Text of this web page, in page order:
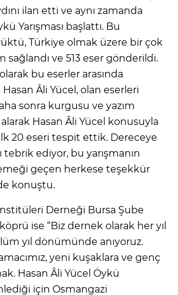
ilan etti ve aynı zamanda
Yarışması başlattı. Bu
Türkiye olmak üzere bir çok
sağlandı ve 513 eser gönderildi.
bu eserler arasında
Âli Yücel, olan eserleri
sonra kurgusu ve yazım
Hasan Âli Yücel konusuyla
20 eseri tespit ettik. Dereceye
tebrik ediyor, bu yarışmanın
geçen herkese teşekkür
konuştu.
Derneği Bursa Şube
ise “Biz dernek olarak her yıl
yıl dönümünde anıyoruz.
yeni kuşaklara ve genç
Hasan Âli Yücel Öykü
için Osmangazi